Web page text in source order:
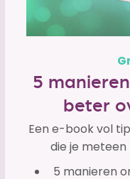
5
beter
Een e-book vol
die je
5 manieren